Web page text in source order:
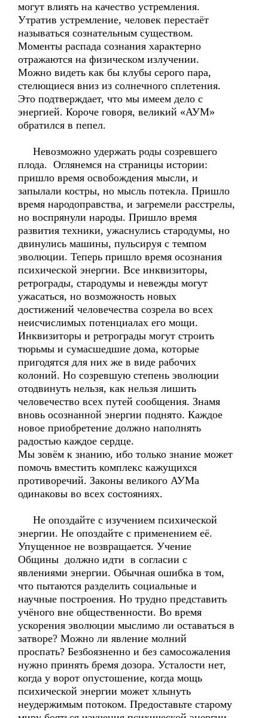
могут влиять на качество устремления.
Утратив устремление, человек перестаёт
называться сознательным существом.
Моменты распада сознания характерно
отражаются на физическом излучении.
Можно видеть как бы клубы серого пара,
стелющиеся вниз из солнечного сплетения.
Это подтверждает, что мы имеем дело с
энергией. Короче говоря, великий «АУМ»
обратился в пепел.
Невозможно удержать роды созревшего
плода. Оглянемся на страницы истории:
пришло время освобождения мысли, и
запылали костры, но мысль потекла. Пришло
время народоправства, и загремели расстрелы,
но воспрянули народы. Пришло время
развития техники, ужаснулись стародумы, но
двинулись машины, пульсируя с темпом
эволюции. Теперь пришло время осознания
психической энергии. Все инквизиторы,
ретрограды, стародумы и невежды могут
ужасаться, но возможность новых
достижений человечества созрела во всех
неисчислимых потенциалах его мощи.
Инквизиторы и ретрограды могут строить
тюрьмы и сумасшедшие дома, которые
пригодятся для них же в виде рабочих
колоний. Но созревшую степень эволюции
отодвинуть нельзя, как нельзя лишить
человечество всех путей сообщения. Знамя
вновь осознанной энергии поднято. Каждое
новое приобретение должно наполнять
радостью каждое сердце.
Мы зовём к знанию, ибо только знание может
помочь вместить комплекс кажущихся
противоречий. Законы великого АУМа
одинаковы во всех состояниях.
Не опоздайте с изучением психической
энергии. Не опоздайте с применением её.
Упущенное не возвращается. Учение
Общины должно идти в согласии с
явлениями энергии. Обычная ошибка в том,
что пытаются разделить социальные и
научные построения. Но трудно представить
учёного вне общественности. Во время
ускорения эволюции мыслимо ли оставаться в
затворе? Можно ли явление молний
проспать? Безбоязненно и без самосожаления
нужно принять бремя дозора. Усталости нет,
когда у ворот опустошение, когда мощь
психической энергии может хлынуть
неудержимым потоком. Предоставьте старому